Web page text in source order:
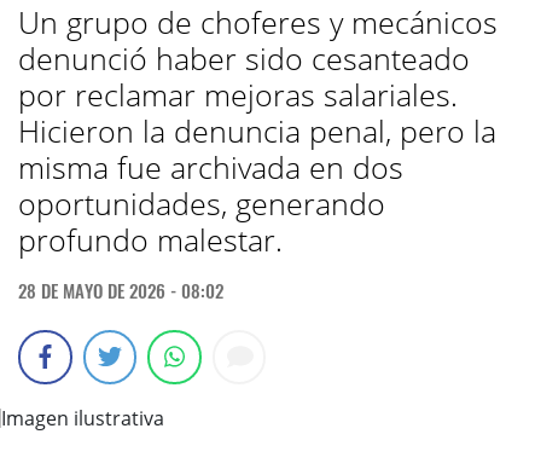
Un grupo de choferes y mecánicos
denunció haber sido cesanteado
por reclamar mejoras salariales.
Hicieron la denuncia penal, pero la
misma fue archivada en dos
oportunidades, generando
profundo malestar.
28 DE MAYO DE 2026 - 08:02